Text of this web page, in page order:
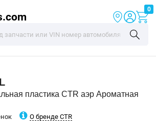
0
пластика CTR аэр Ароматная
О бренде CTR